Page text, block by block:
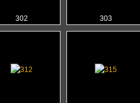
302 303